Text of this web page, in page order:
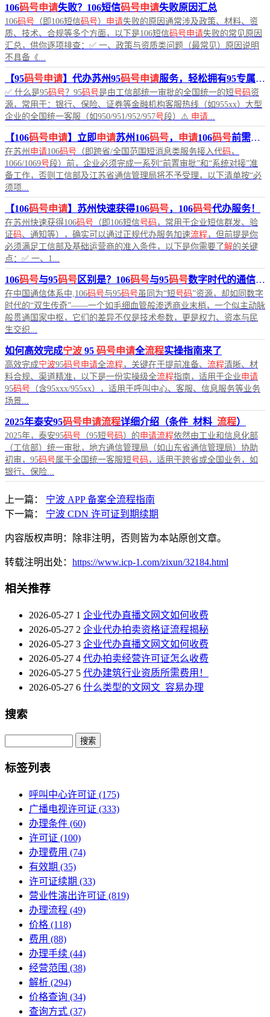
106码号申请失败？106短信码号申请失败原因汇总
106码号 （即106短信码号） 申请失败的原因通常涉及政策、材料、资
质、技术、合规等多个方面，以下是106短信码号申请失败的常见原因
汇总，供你逐项排查：✅ 一、政策与资质类问题（最常见）原因说明
不具备《...
【95码号申请】代办苏州95码号申请服务，轻松拥有95专属号
✅ 什么是95码号？95码号是由工信部统一审批的全国统一的短号码资
源，常用于：银行、保险、证券等金融机构客服热线（如955xx）大型
企业的全国统一客服（如950/951/952/957号段）⚠️ 申请
【106码号申请】立即申请苏州106码号， 申请106码号前需要做哪些准备？
在苏州 申请106码号 （即跨省/全国范围短消息类服务接入代码，
1066/1069号段）前，企业必须完成一系列“前置审批”和“系统对接”准
备工作，否则工信部及江苏省通信管理局将不予受理，以下清单按“必
须项...
【106码号申请】苏州快速获得106码号，106码号代办服务！
在苏州快速获得106码号 （即106短信号码，常用于企业短信群发、验
证码、通知等），确实可以通过正规代办服务加速流程，但前提是你
必须满足工信部及基础运营商的准入条件，以下是你需要了解的关键
点：✅ 一、1...
106码号与95码号区别是？106码号与95码号数字时代的通信传奇
在中国通信体系中,106码号与95码号 虽同为“短号码”资源，却如同数字
时代的“双生传奇”——一个如毛细血管般渗透商业末梢，一个似主动脉
般贯通国家中枢，它们的差异不仅是技术参数，更是权力、资本与民
生交织...
如何高效完成宁波 95 码号申请全流程实操指南来了
高效完成宁波95码号申请全流程，关键在于提前准备、 流程清晰、材
料合规、渠道精准，以下是一份实操级全流程指南，适用于企业申请
95码号 （含95xxx/955xx），适用于呼叫中心、客服、信息服务等业务
场景...
2025年泰安95码号申请流程详细介绍（条件_材料_ 流程）
2025年，泰安95码号 （95短号码）的申请流程依然由工业和信息化部
（工信部）统一审批，地方通信管理局（如山东省通信管理局）协助
初审，95码号属于全国统一客服短号码，适用于跨省或全国业务，如
银行、保险...
上一篇：
宁波 APP 备案全流程指南
下一篇：
宁波 CDN 许可证到期续期
内容版权声明：除非注明，否则皆为本站原创文章。
转载注明出处： https://www.icp-1.com/zixun/32184.html
相关推荐
2026-05-27 1 企业代办直播文网文如何收费
2026-05-27 2 企业代办拍卖资格证流程揭秘
2026-05-27 3 企业代办直播文网文如何收费
2026-05-27 4 代办拍卖经营许可证怎么收费
2026-05-27 5 代办建筑行业资质所需费用！
2026-05-27 6 什么类型的文网文_容易办理
搜索
Search
标签列表
呼叫中心许可证 (175)
广播电视许可证 (333)
办理条件 (60)
许可证 (100)
办理费用 (74)
有效期 (35)
许可证续期 (33)
营业性演出许可证 (819)
办理流程 (49)
价格 (118)
费用 (88)
办理手续 (44)
经营范围 (38)
解析 (294)
价格查询 (34)
查询方式 (37)